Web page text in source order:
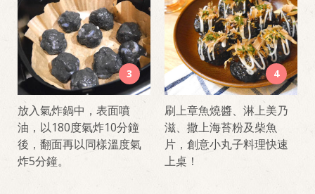
3
放入氣炸鍋中，表面噴
油，以180度氣炸10分鐘
後，翻面再以同樣溫度氣
炸5分鐘。
4
刷上章魚燒醬、淋上美乃
滋、撒上海苔粉及柴魚
片，創意小丸子料理快速
上桌！